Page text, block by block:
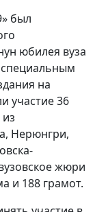
был
юбилея вуза
на
участие 36
Нерюнгри,
жюри
и 188 грамот.